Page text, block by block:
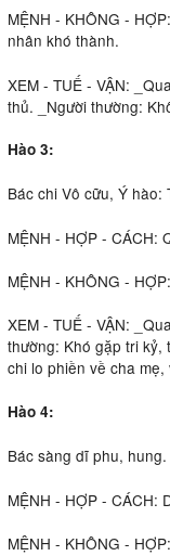
MỆNH - KHÔNG -
nhân khó thành.
XEM - TUẾ - VẬN:
thủ. _Người thường:
Hào 3:
Bác chi Vô cữu, Ý
MỆNH - HỢP - CÁCH:
MỆNH - KHÔNG -
XEM - TUẾ - VẬN:
thường: Khó gặp tri kỷ,
chi lo phiền về cha mẹ,
Hào 4:
Bác sàng dĩ phu,
MỆNH - HỢP - CÁCH:
MỆNH - KHÔNG -